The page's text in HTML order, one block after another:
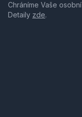
Chráníme Vaše
Detaily zde.